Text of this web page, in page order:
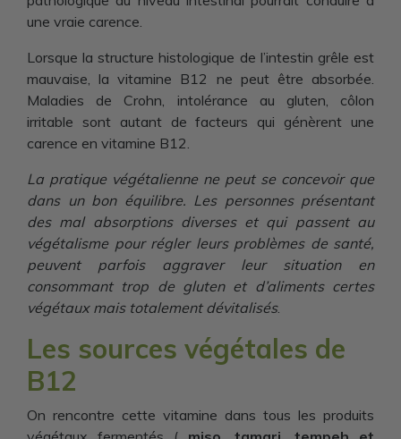
une vraie carence.
Lorsque la structure histologique de l’intestin grêle est
mauvaise, la vitamine B12 ne peut être absorbée.
Maladies de Crohn, intolérance au gluten, côlon
irritable sont autant de facteurs qui génèrent une
carence en vitamine B12.
La pratique végétalienne ne peut se concevoir que
dans un bon équilibre. Les personnes présentant
des mal absorptions diverses et qui passent au
végétalisme pour régler leurs problèmes de santé,
peuvent parfois aggraver leur situation en
consommant trop de gluten et d’aliments certes
végétaux mais totalement dévitalisés.
Les sources végétales de
B12
On rencontre cette vitamine dans tous les produits